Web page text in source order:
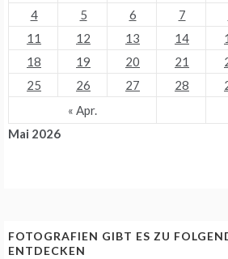
Mai 2026
4
5 6 7
11
12 13 14
18
19 20 21
25
26 27 28
« Apr.
FOTOGRAFIEN GIBT ES ZU
ENTDECKEN